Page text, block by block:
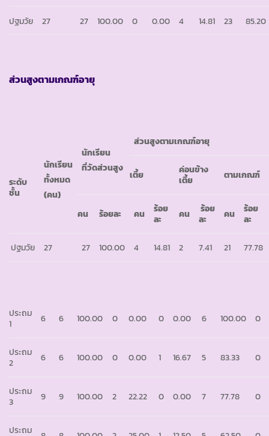
ปฐมวัย 27 27 100.00 0 0.00 4 14.81 23 85.20
ส่วนสูงตามเกณฑ์อายุ
ระดับ
ชั้น
นักเรียน
ทั้งหมด
(คน)
นักเรียน
ที่วัดส่วนสูง
ส่วนสูงตามเกณฑ์อายุ
เตี้ย
ค่อนข้าง
เตี้ย
ตามเกณฑ์
คน ร้อยละ คน
ร้อย
ละ
คน
ร้อย
ละ
คน
ร้อย
ละ
ปฐมวัย 27 27 100.00 4 14.81 2 7.41 21 77.78
ประถม
1
6 6 100.00 0 0.00 0 0.00 6 100.00 0
ประถม
2
6 6 100.00 0 0.00 1 16.67 5 83.33 0
ประถม
3
9 9 100.00 2 22.22 0 0.00 7 77.78 0
ประถม